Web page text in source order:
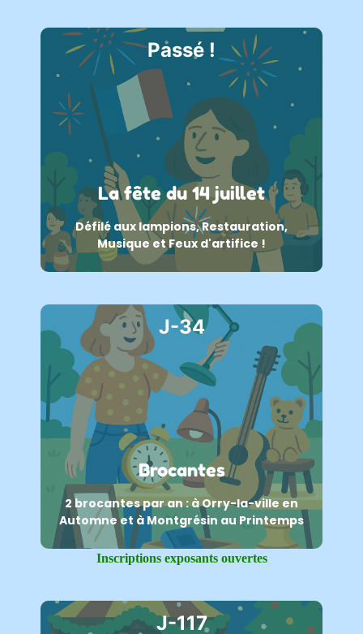
Passé !
La fête du 14 juillet
Défilé aux lampions, Restauration,
Musique et Feux d'artifice !
J-34
Brocantes
2 brocantes par an : à Orry-la-ville en
Automne et à Montgrésin au Printemps
Inscriptions exposants ouvertes
J-117